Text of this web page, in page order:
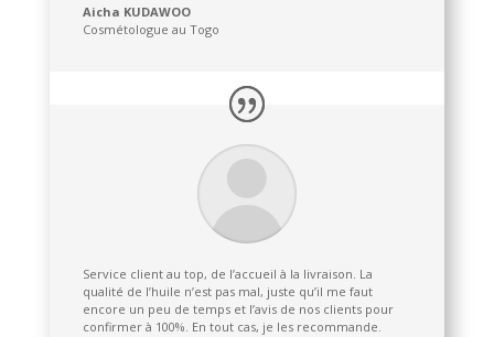
Aicha KUDAWOO
Cosmétologue au Togo
Service client au top, de l’accueil à la livraison. La
qualité de l’huile n’est pas mal, juste qu’il me faut
encore un peu de temps et l’avis de nos clients pour
confirmer à 100%. En tout cas, je les recommande.